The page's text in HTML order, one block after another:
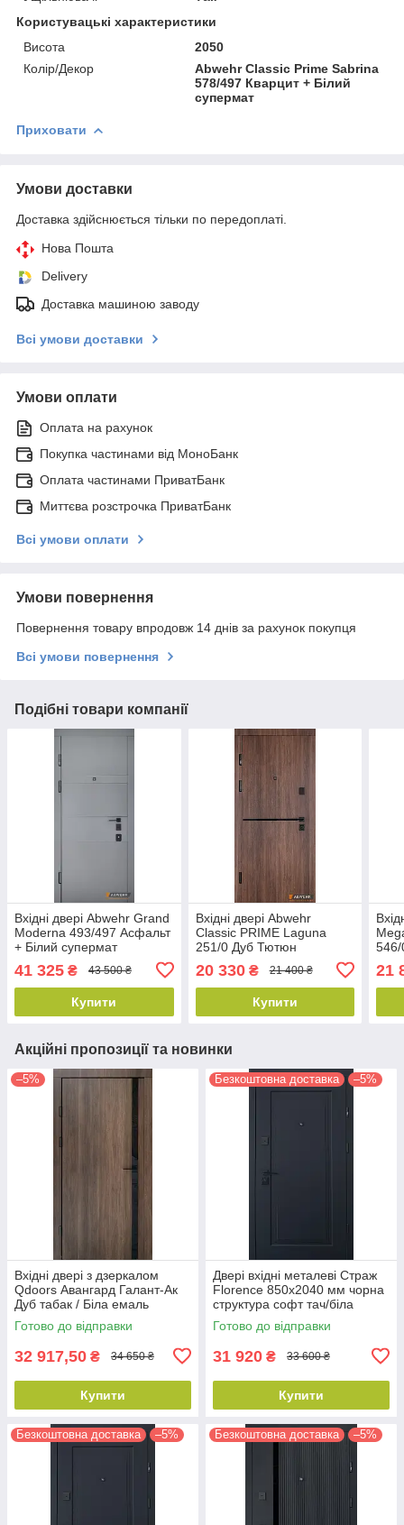
Користувацькі характеристики
Висота
2050
Колір/Декор
Abwehr Classic Prime Sabrina
578/497 Кварцит + Білий
супермат
Приховати
Умови доставки
Доставка здійснюється тільки по передоплаті.
Нова Пошта
Delivery
Доставка машиною заводу
Всі умови доставки
Умови оплати
Оплата на рахунок
Покупка частинами від МоноБанк
Оплата частинами ПриватБанк
Миттєва розстрочка ПриватБанк
Всі умови оплати
Умови повернення
Повернення товару впродовж 14 днів за рахунок покупця
Всі умови повернення
Подібні товари компанії
Вхідні двері Abwehr Grand
Moderna 493/497 Асфальт
+ Білий супермат
860*2050 мм Вхідні двері
для квартири
41 325 ₴ 43 500 ₴
Купити
Вхідні двері Abwehr
Classic PRIME Laguna
251/0 Дуб Тютюн
860*2050 мм Вхідні двері
для квартири
20 330₴ 21 400 ₴
Купити
мм
21
Акційні пропозиції та новинки
–5%
Вхідні двері з дзеркалом
Qdoors Авангард Галант-Ак
Дуб табак / Біла емаль
850х2040 мм
Готово до відправки
32 917,50 ₴ 34 650 ₴
Купити
Безкоштовна доставка –5%
Двері вхідні металеві Страж
Florence 850х2040 мм чорна
структура софт тач/біла
емаль Ліві
Готово до відправки
31 920 ₴ 33 600 ₴
Купити
Безкоштовна доставка –5% Безкоштовна доставка –5%